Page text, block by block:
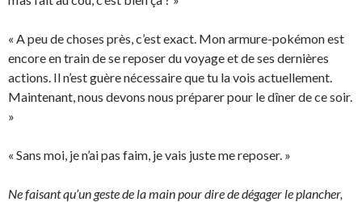
« A peu de choses près, c’est exact. Mon armure-pokémon est
encore en train de se reposer du voyage et de ses dernières
actions. Il n’est guère nécessaire que tu la vois actuellement.
Maintenant, nous devons nous préparer pour le dîner de ce soir.
»
« Sans moi, je n’ai pas faim, je vais juste me reposer. »
Ne faisant qu’un geste de la main pour dire de dégager le plancher,